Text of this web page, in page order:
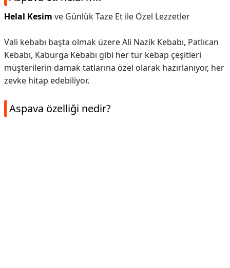
Helal Kesim ve Günlük Taze Et ile Özel Lezzetler
Vali kebabı başta olmak üzere Ali Nazik Kebabı, Patlıcan
Kebabı, Kaburga Kebabı gibi her tür kebap çeşitleri
müşterilerin damak tatlarına özel olarak hazırlanıyor, her
zevke hitap edebiliyor.
Aspava özelliği nedir?